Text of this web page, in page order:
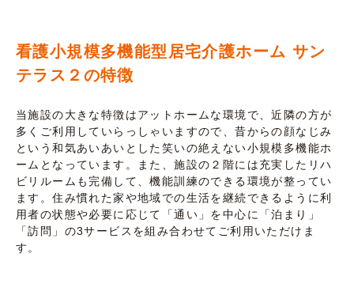
看護小規模多機能型居宅介護ホーム サン
テラス２の特徴
当施設の大きな特徴はアットホームな環境で、近隣の方が
多くご利用していらっしゃいますので、昔からの顔なじみ
という和気あいあいとした笑いの絶えない小規模多機能ホ
ームとなっています。また、施設の２階には充実したリハ
ビリルームも完備して、機能訓練のできる環境が整ってい
ます。住み慣れた家や地域での生活を継続できるように利
用者の状態や必要に応じて「通い」を中心に「泊まり」
「訪問」の3サービスを組み合わせてご利用いただけま
す。